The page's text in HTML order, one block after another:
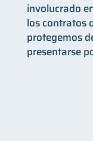
involucrado
los contratos
protegemos
presentarse